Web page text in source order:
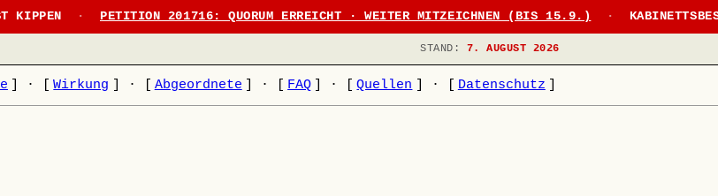
KIPPEN · PETITION 201716: QUORUM ERREICHT · WEITER MITZEICHNEN (BIS 15.9.) ·
STAND: 7. AUGUST 2026
· Wirkung · Abgeordnete · FAQ · Quellen · Datenschutz